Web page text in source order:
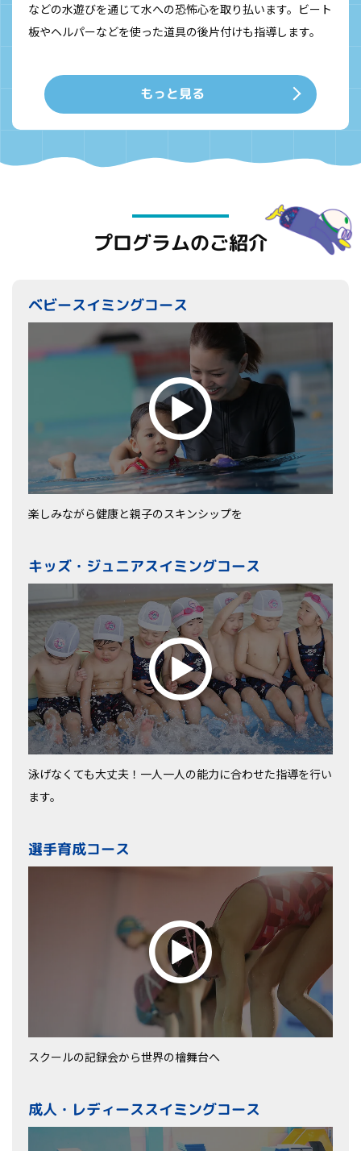
などの水遊びを通じて水への恐怖心を取り払います。ビート
板やヘルパーなどを使った道具の後片付けも指導します。
もっと見る
プログラムのご紹介
ベビースイミングコース
楽しみながら健康と親子のスキンシップを
キッズ・ジュニアスイミングコース
泳げなくても大丈夫！一人一人の能力に合わせた指導を行い
ます。
選手育成コース
スクールの記録会から世界の檜舞台へ
成人・レディーススイミングコース